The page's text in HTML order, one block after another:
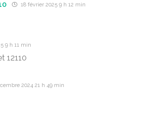
18 février 2025 9 h 12 min
9 h 11 min
12110
2024 21 h 49 min